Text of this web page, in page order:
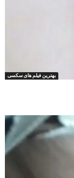
بهترین فیلم های سکسی